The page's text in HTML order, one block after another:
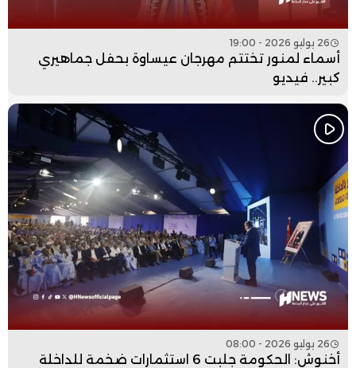
26 يوليو 2026 - 19:00
أسماء لمنور تختتم مهرجان عيساوة بحفل جماهيري
كبير.. فيديو
26 يوليو 2026 - 08:00
أخنوش: الحكومة جلبت 6 استثمارات ضخمة للداخلة